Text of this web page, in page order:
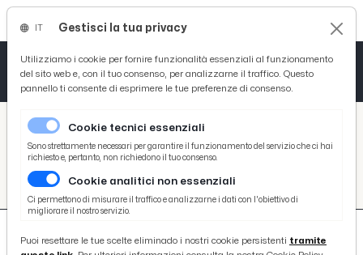
/ Picenotime
/ #bari-calcio
#BARI-CALCIO
Gestisci la tua privacy
Utilizziamo i cookie per fornire funzionalità essenziali al funzionamento
del sito web e, con il tuo consenso, per analizzarne il traffico. Questo
pannello ti consente di esprimere le tue preferenze di consenso.
Cookie tecnici essenziali
Sono strettamente necessari per garantire il funzionamento del servizio che ci hai
richiesto e, pertanto, non richiedono il tuo consenso.
Cookie analitici non essenziali
Ci permettono di misurare il traffico e analizzarne i dati con l'obiettivo di
migliorare il nostro servizio.
Puoi resettare le tue scelte eliminado i nostri cookie persistenti tramite
Tutto News
Tutto Sport
Basket
Ciclismo
Tutto Curiosità